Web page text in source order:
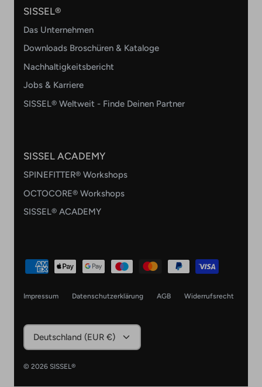
SISSEL®
Das Unternehmen
Downloads Broschüren & Kataloge
Nachhaltigkeitsbericht
Jobs & Karriere
SISSEL® Weltweit - Finde Deinen Partner
SISSEL ACADEMY
SPINEFITTER® Workshops
OCTOCORE® Workshops
SISSEL® ACADEMY
Impressum Datenschutzerklärung AGB Widerrufsrecht
Währung
Deutschland (EUR €)
© 2026 SISSEL®